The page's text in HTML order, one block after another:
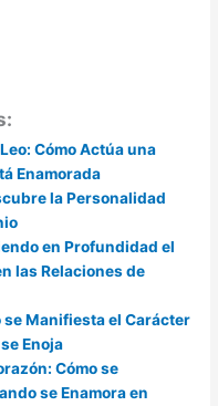
Cómo Actúa una
Enamorada
la Personalidad
en Profundidad el
las Relaciones de
se Manifiesta el Carácter
Enoja
Cómo se
se Enamora en